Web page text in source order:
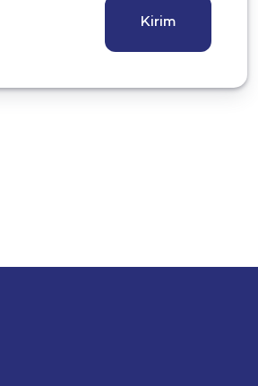
Kirim